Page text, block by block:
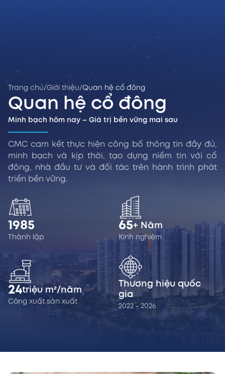
Trang chủ/Giới thiệu/Quan hệ cổ đông
Quan hệ cổ đông
Minh bạch hôm nay – Giá trị bền vững mai sau
CMC cam kết thực hiện công bố thông tin đầy đủ,
minh bạch và kịp thời, tạo dựng niềm tin với cổ
đông, nhà đầu tư và đối tác trên hành trình phát
triển bền vững.
1985
Thành lập
65+ Năm
Kinh nghiệm
24triệu m²/năm
Công xuất sản xuất
Thương hiệu quốc
gia
2022 - 2026